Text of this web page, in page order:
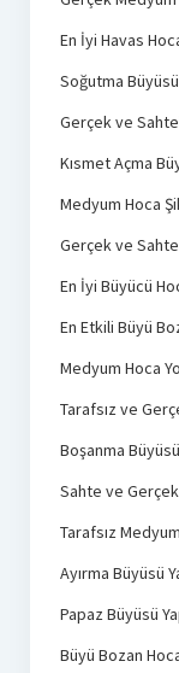
En İyi Havas
Soğutma
Gerçek ve
Kısmet Açma
Medyum Hoca
Gerçek ve
En İyi Büyücü
En Etkili Büyü
Medyum Hoca
Tarafsız ve
Boşanma
Sahte ve Gerçek
Tarafsız
Ayırma Büyüsü
Papaz Büyüsü
Büyü Bozan